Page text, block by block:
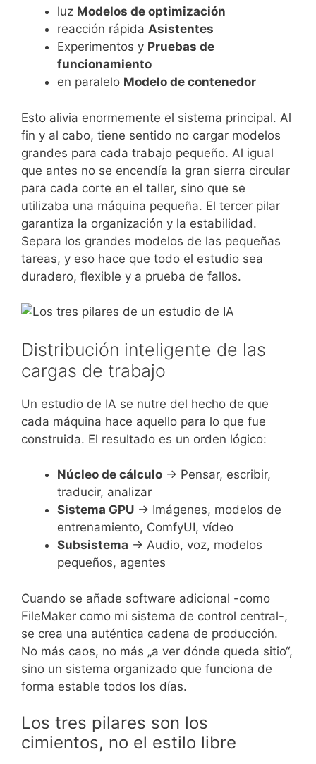
luz Modelos de optimización
reacción rápida Asistentes
Experimentos y Pruebas de
funcionamiento
en paralelo Modelo de contenedor
Esto alivia enormemente el sistema principal. Al
fin y al cabo, tiene sentido no cargar modelos
grandes para cada trabajo pequeño. Al igual
que antes no se encendía la gran sierra circular
para cada corte en el taller, sino que se
utilizaba una máquina pequeña. El tercer pilar
garantiza la organización y la estabilidad.
Separa los grandes modelos de las pequeñas
tareas, y eso hace que todo el estudio sea
duradero, flexible y a prueba de fallos.
Distribución inteligente de las
cargas de trabajo
Un estudio de IA se nutre del hecho de que
cada máquina hace aquello para lo que fue
construida. El resultado es un orden lógico:
Núcleo de cálculo → Pensar, escribir,
traducir, analizar
Sistema GPU → Imágenes, modelos de
entrenamiento, ComfyUI, vídeo
Subsistema → Audio, voz, modelos
pequeños, agentes
Cuando se añade software adicional -como
FileMaker como mi sistema de control central-,
se crea una auténtica cadena de producción.
No más caos, no más „a ver dónde queda sitio“,
sino un sistema organizado que funciona de
forma estable todos los días.
Los tres pilares son los
cimientos, no el estilo libre